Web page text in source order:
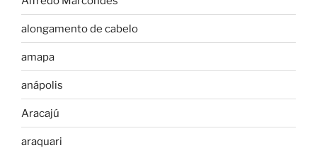
alongamento de cabelo
amapa
anápolis
Aracajú
araquari